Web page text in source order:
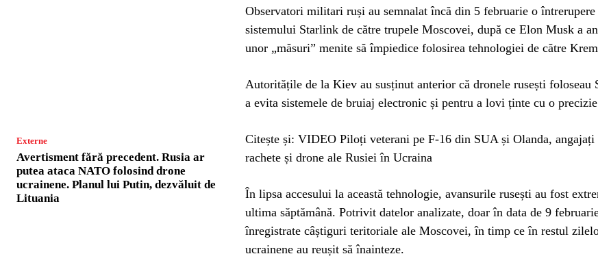
Externe
Avertisment fără precedent. Rusia ar
putea ataca NATO folosind drone
ucrainene. Planul lui Putin, dezvăluit de
Lituania
Observatori militari ruși au semnalat încă din 5 februarie o
sistemului Starlink de către trupele Moscovei, după ce Elon Musk a
unor „măsuri” menite să împiedice folosirea tehnologiei de către
Autoritățile de la Kiev au susținut anterior că dronele rusești foloseau
a evita sistemele de bruiaj electronic și pentru a lovi ținte cu o
Citește și: VIDEO Piloți veterani pe F-16 din SUA și Olanda, angajați
rachete și drone ale Rusiei în Ucraina
În lipsa accesului la această tehnologie, avansurile rusești au fost
ultima săptămână. Potrivit datelor analizate, doar în data de 9
înregistrate câștiguri teritoriale ale Moscovei, în timp ce în restul
ucrainene au reușit să înainteze.